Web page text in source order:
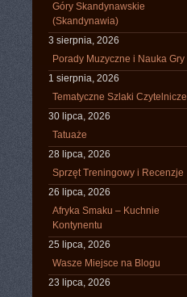
Góry Skandynawskie
(Skandynawia)
3 sierpnia, 2026
Porady Muzyczne i Nauka Gry
1 sierpnia, 2026
Tematyczne Szlaki Czytelnicze
30 lipca, 2026
Tatuaże
28 lipca, 2026
Sprzęt Treningowy i Recenzje
26 lipca, 2026
Afryka Smaku – Kuchnie
Kontynentu
25 lipca, 2026
Wasze Miejsce na Blogu
23 lipca, 2026